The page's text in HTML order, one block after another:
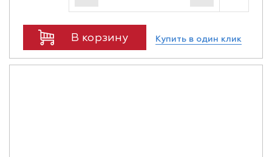
В корзину Купить в один клик